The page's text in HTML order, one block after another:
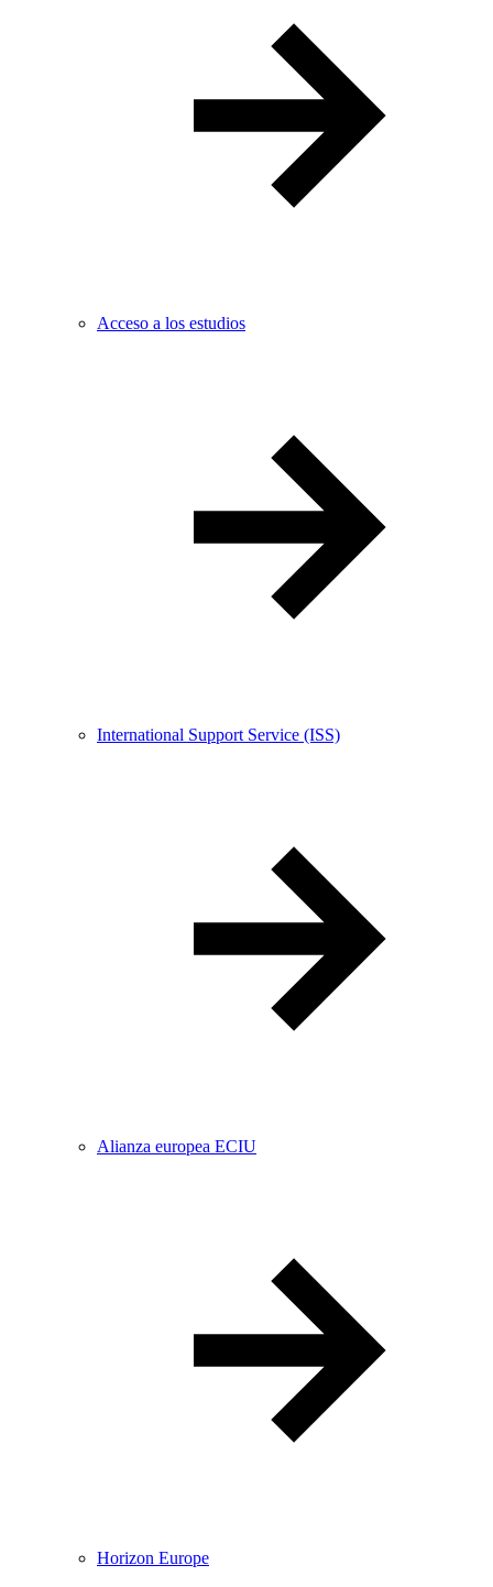
Acceso a los estudios
International Support Service (ISS)
Alianza europea ECIU
Horizon Europe